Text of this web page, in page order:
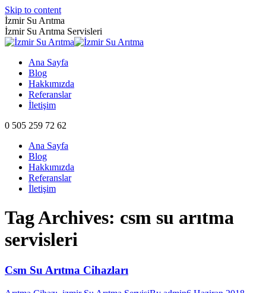
Skip to content
İzmir Su Arıtma
İzmir Su Arıtma Servisleri
Ana Sayfa
Blog
Hakkımızda
Referanslar
İletişim
0 505 259 72 62
Ana Sayfa
Blog
Hakkımızda
Referanslar
İletişim
Tag Archives: csm su arıtma
servisleri
Csm Su Arıtma Cihazları